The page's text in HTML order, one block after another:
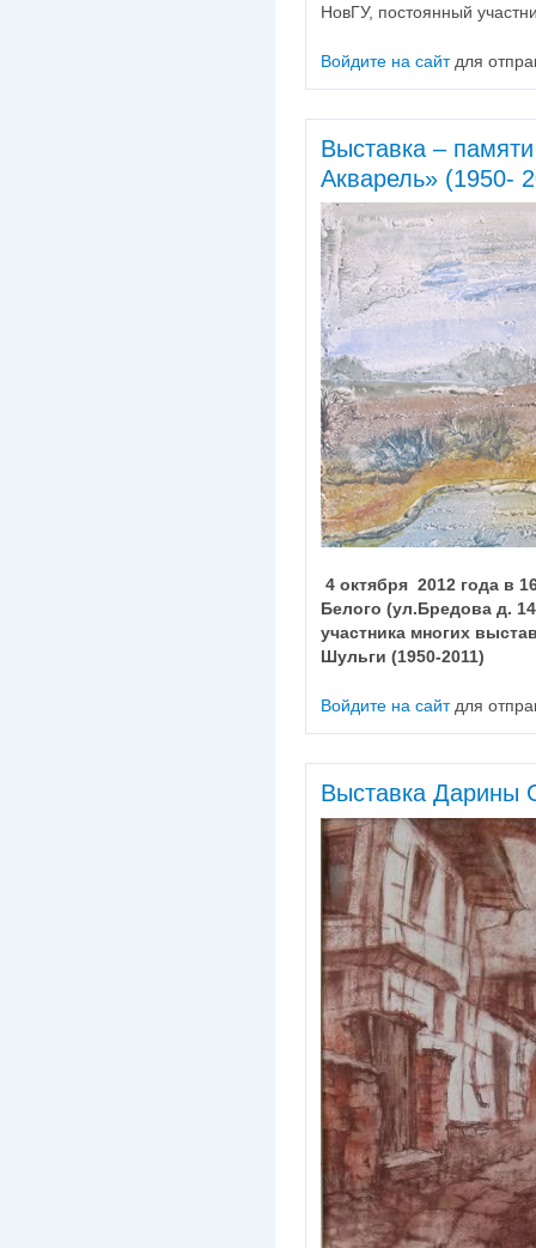
НовГУ, постоянный
Войдите на сайтдля
Выставка –
Акварель» (1950-
4 октября 2012 года в
Белого (ул.Бредова д.
участника многих
Шульги (1950-2011)
Войдите на сайтдля
Выставка Дарины